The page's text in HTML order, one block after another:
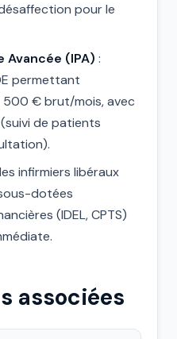
pour le
Avancée (IPA) :
permettant
€ brut/mois, avec
de patients
infirmiers libéraux
dotées
(IDEL, CPTS)
associées